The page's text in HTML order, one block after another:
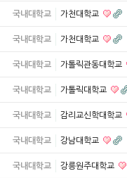
국내대학교 가천대학교
국내대학교 가천대학교
국내대학교 가톨릭관동대학교
국내대학교 가톨릭대학교
국내대학교 감리교신학대학교
국내대학교 강남대학교
국내대학교 강릉원주대학교